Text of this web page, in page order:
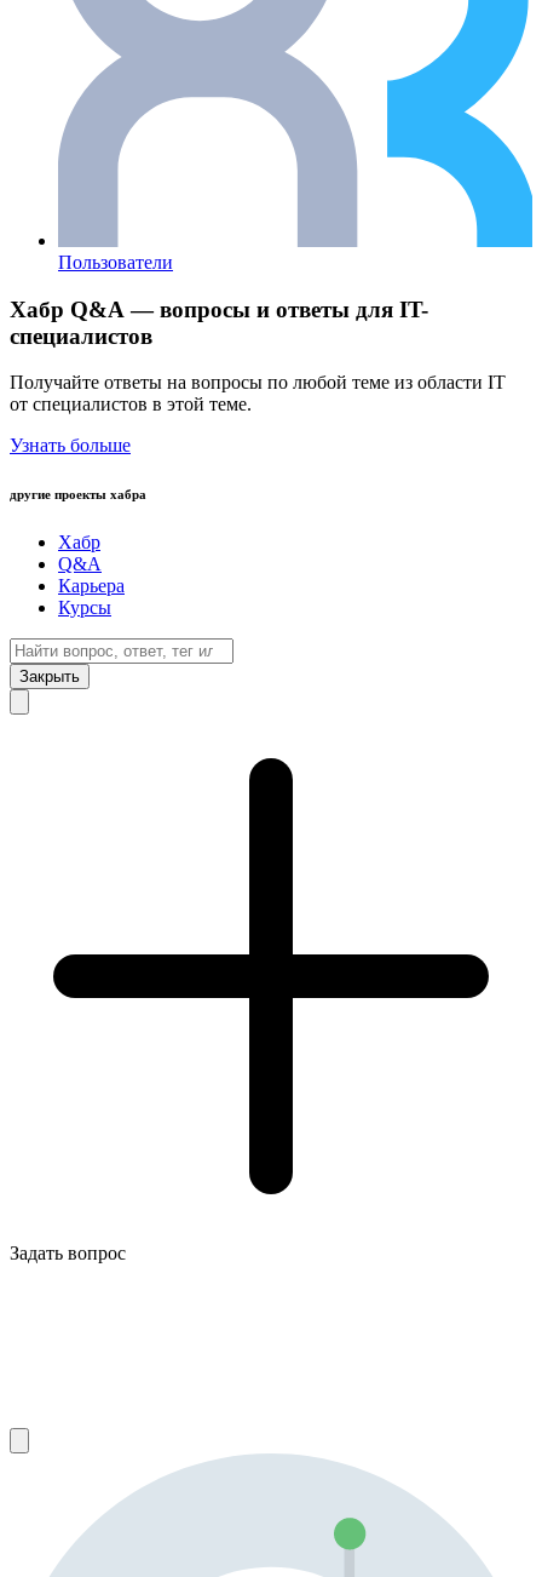
Пользователи
Хабр Q&A — вопросы и ответы для IT-
специалистов
Получайте ответы на вопросы по любой теме из области IT
от специалистов в этой теме.
Узнать больше
другие проекты хабра
Хабр
Q&A
Карьера
Курсы
Закрыть
Задать вопрос